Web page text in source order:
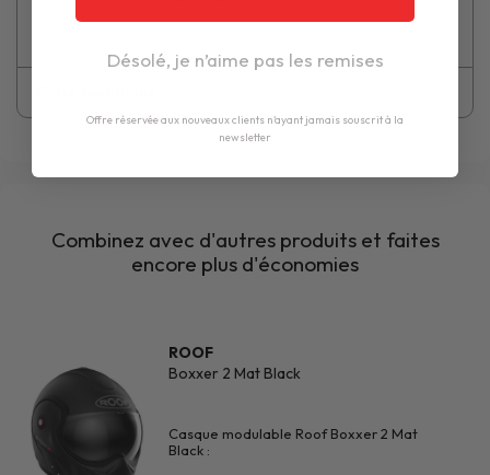
Combinez avec d'autres produits et faites
encore plus d'économies
ROOF
Boxxer 2 Mat Black
Casque modulable Roof Boxxer 2 Mat
Black :
Désolé, je n’aime pas les remises
Offre réservée aux nouveaux clients n'ayant jamais souscrit à la
newsletter